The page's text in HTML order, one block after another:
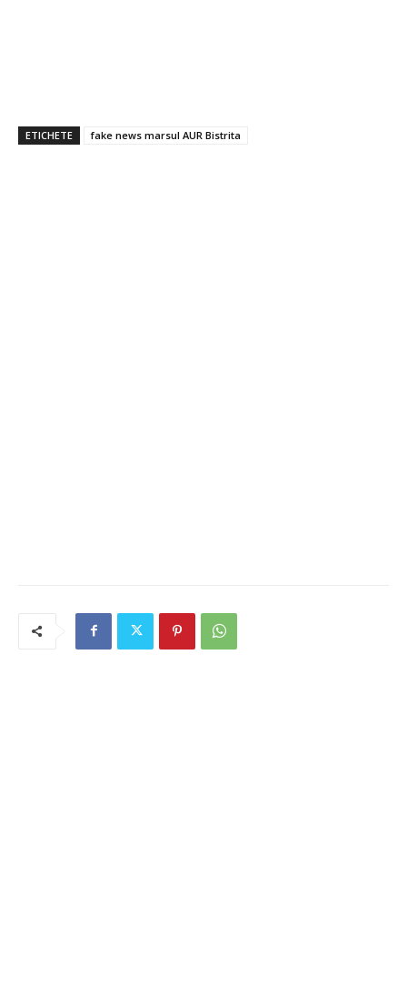
ETICHETE fake news marsul AUR Bistrita